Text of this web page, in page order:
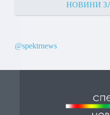
НОВИНИ
@spektrnews